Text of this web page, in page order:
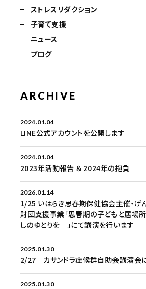
ストレスリダクション
子育て支援
ニュース
ブログ
ARCHIVE
2024.01.04
LINE公式アカウントを公開します
2024.01.04
2023年活動報告 ＆ 2024年の抱負
2026.01.14
1/25 いはらき思春期保健協会主催・げ
財団支援事業「思春期の子どもと居
しのゆとりを―」にて講演を行います
2025.01.30
2/27 カサンドラ症候群自助会講演会
2025.01.30